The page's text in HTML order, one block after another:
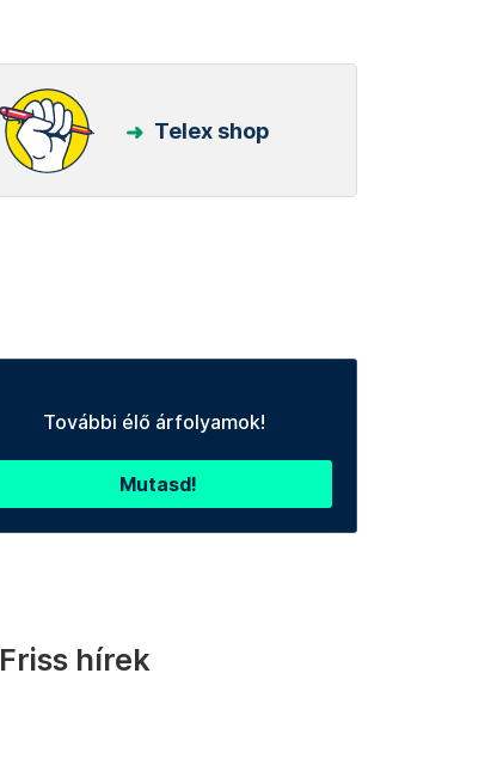
Telex shop
További élő árfolyamok!
Mutasd!
Friss hírek